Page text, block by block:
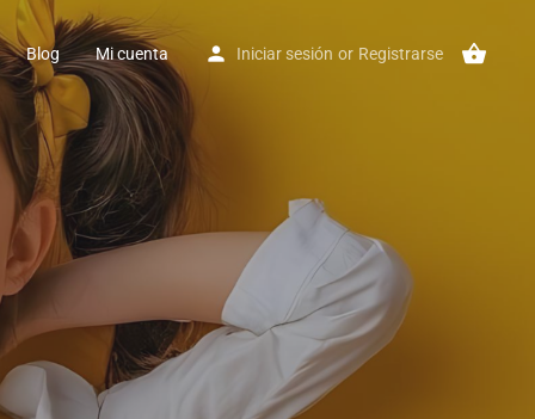
Blog Mi cuenta Iniciar sesión or Registrarse